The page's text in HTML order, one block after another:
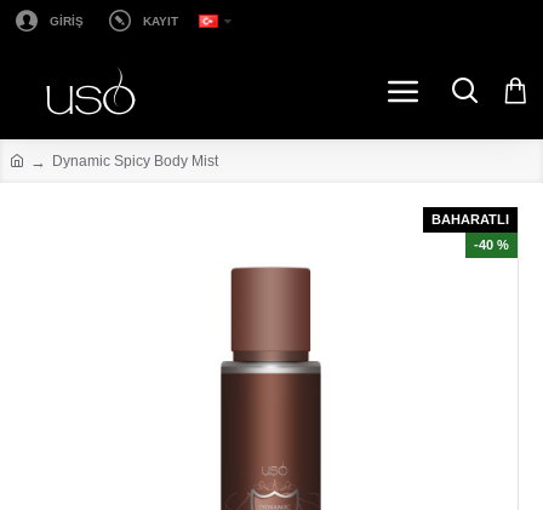
GİRİŞ KAYIT
Dynamic Spicy Body Mist
BAHARATLI
-40 %